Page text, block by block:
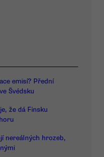
emisí? Přední
Švédsku
že dá Finsku
nereálných hrozeb,